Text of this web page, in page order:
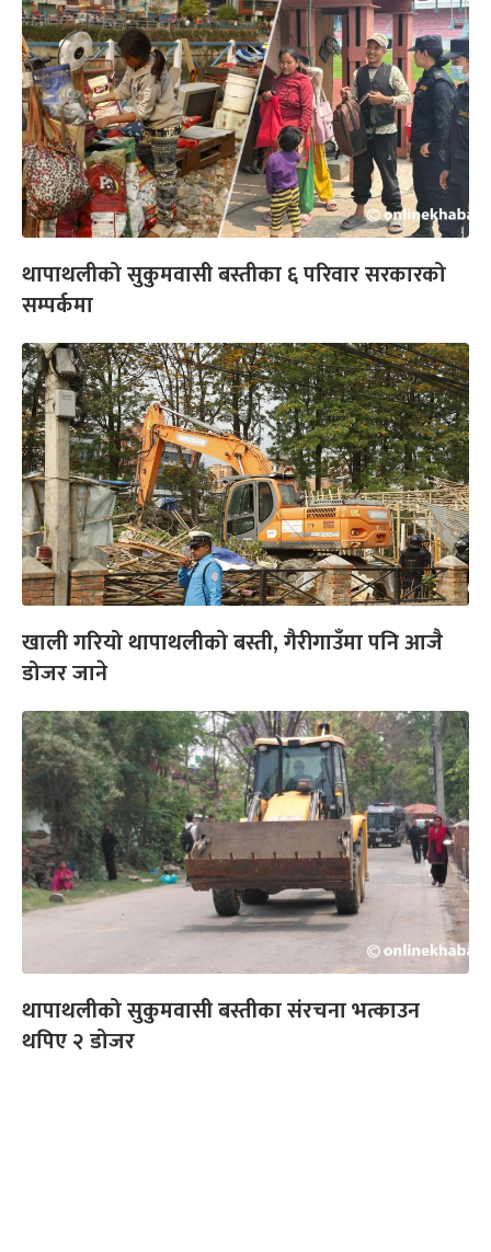
थापाथलीको सुकुमवासी बस्तीका ६ परिवार सरकारको
सम्पर्कमा
खाली गरियो थापाथलीको बस्ती, गैरीगाउँमा पनि आजै
डोजर जाने
थापाथलीको सुकुमवासी बस्तीका संरचना भत्काउन
थपिए २ डोजर